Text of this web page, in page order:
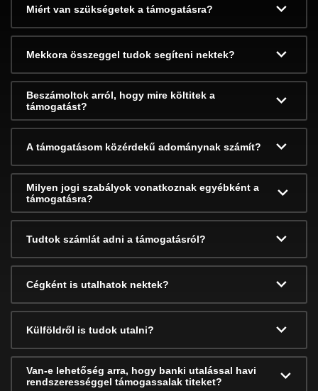
Miért van szükségetek a támogatásra?
Mekkora összeggel tudok segíteni nektek?
Beszámoltok arról, hogy mire költitek a
támogatást?
A támogatásom közérdekű adománynak számít?
Milyen jogi szabályok vonatkoznak egyébként a
támogatásra?
Tudtok számlát adni a támogatásról?
Cégként is utalhatok nektek?
Külföldről is tudok utalni?
Van-e lehetőség arra, hogy banki utalással havi
rendszerességgel támogassalak titeket?